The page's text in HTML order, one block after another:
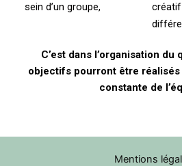
sein d’un groupe,
C’est dans l’organisation
objectifs pourront être
constante de
Mentions